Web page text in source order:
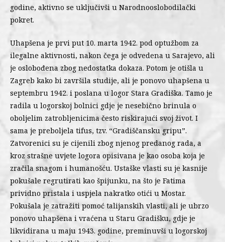
godine, aktivno se uključivši u Narodnooslobodilački
pokret.
Uhapšena je prvi put 10. marta 1942. pod optužbom za
ilegalne aktivnosti, nakon čega je odvedena u Sarajevo, ali
je oslobođena zbog nedostatka dokaza. Potom je otišla u
Zagreb kako bi završila studije, ali je ponovo uhapšena u
septembru 1942. i poslana u logor Stara Gradiška. Tamo je
radila u logorskoj bolnici gdje je nesebično brinula o
oboljelim zatrobljenicima često riskirajući svoj život. I
sama je preboljela tifus, tzv. “Gradiščansku gripu”.
Zatvorenici su je cijenili zbog njenog predanog rada, a
kroz strašne uvjete logora opisivana je kao osoba koja je
zračila snagom i humanošću. Ustaške vlasti su je kasnije
pokušale regrutirati kao špijunku, na što je Fatima
prividno pristala i uspjela nakratko otići u Mostar.
Pokušala je zatražiti pomoć talijanskih vlasti, ali je ubrzo
ponovo uhapšena i vraćena u Staru Gradišku, gdje je
likvidirana u maju 1943. godine, preminuvši u logorskoj